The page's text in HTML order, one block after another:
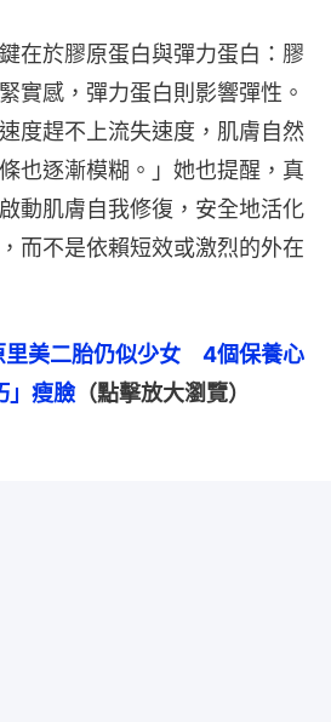
在於膠原蛋白與彈力蛋白：膠
實感，彈力蛋白則影響彈性。
度趕不上流失速度，肌膚自然
也逐漸模糊。」她也提醒，真
動肌膚自我修復，安全地活化
而不是依賴短效或激烈的外在
美二胎仍似少女　4個保養心
」瘦臉 （點擊放大瀏覽）